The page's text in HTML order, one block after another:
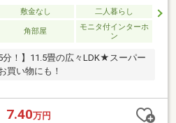
敷金なし 二人暮らし
角部屋
モニタ付インターホ
ン
分！】11.5畳の広々LDK★スーパー
買い物にも！
7.40万円